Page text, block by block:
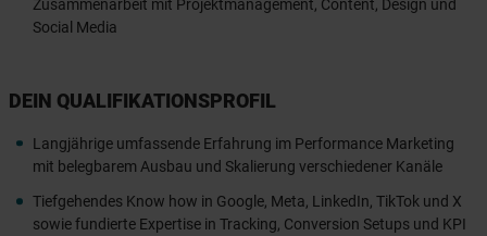
Zusammenarbeit mit Projektmanagement, Content, Design und
Social Media
DEIN QUALIFIKATIONSPROFIL
Langjährige umfassende Erfahrung im Performance Marketing
mit belegbarem Ausbau und Skalierung verschiedener Kanäle
Tiefgehendes Know how in Google, Meta, LinkedIn, TikTok und X
sowie fundierte Expertise in Tracking, Conversion Setups und KPI